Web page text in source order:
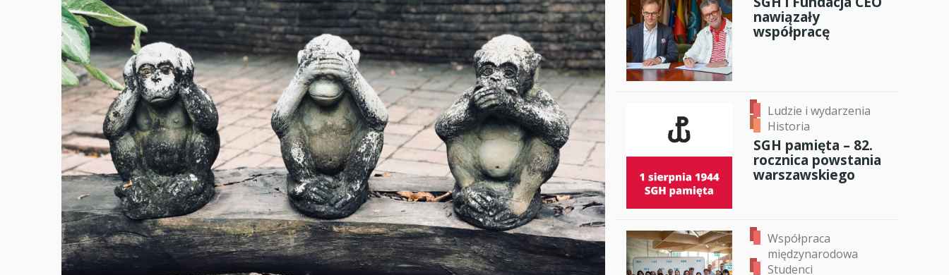
Studenci i doktoranci
Absolwenci
Współpraca międzynarodowa
Współpraca z otoczeniem
Sport
Historia
Wspomnienia
nawiązały
współpracę
Ludzie i wydarzenia
Historia
SGH pamięta – 82.
rocznica powstania
warszawskiego
Współpraca
międzynarodowa
Studenci